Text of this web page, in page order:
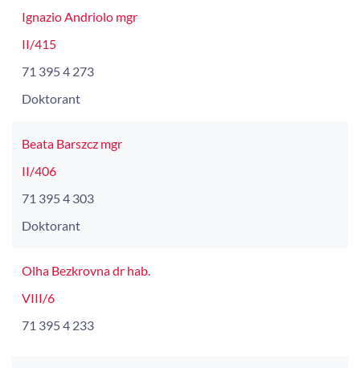
Ignazio Andriolo mgr
II/415
71 395 4 273
Doktorant
Beata Barszcz mgr
II/406
71 395 4 303
Doktorant
Olha Bezkrovna dr hab.
VIII/6
71 395 4 233